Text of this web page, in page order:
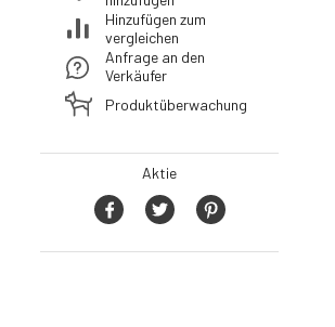
Hinzufügen zum
vergleichen
Anfrage an den
Verkäufer
Produktüberwachung
Aktie